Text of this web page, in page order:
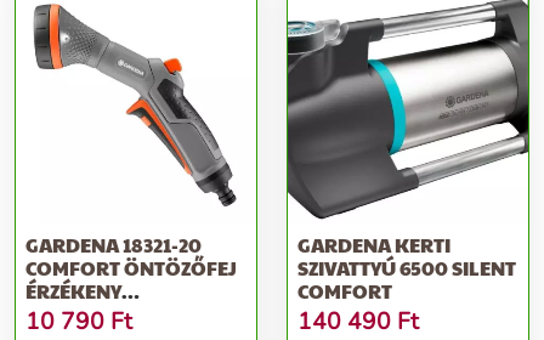
GARDENA 18321-20
COMFORT ÖNTÖZŐFEJ
ÉRZÉKENY
NÖVÉNYEKHEZ
10 790 Ft
GARDENA KERTI
SZIVATTYÚ 6500 SILENT
COMFORT
140 490 Ft